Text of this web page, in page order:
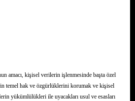
amacı, kişisel verilerin işlenmesinde başta özel
temel hak ve özgürlüklerini korumak ve kişisel
yükümlülükleri ile uyacakları usul ve esasları